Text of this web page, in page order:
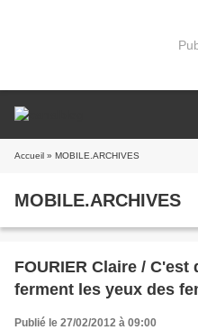
Accueil » MOBILE.ARCHIVES
MOBILE.ARCHIVES
FOURIER Claire / C'est
ferment les yeux des
Publié le 27/02/2012 à 09:00